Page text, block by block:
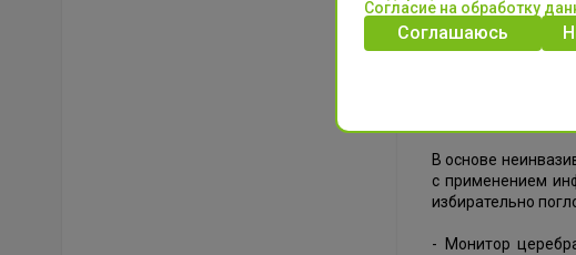
В отделение
тканей головного
Церебральный
повышенным
В основе
с применением
избирательно
- Монитор
Согласие на обработку
Соглашаюсь